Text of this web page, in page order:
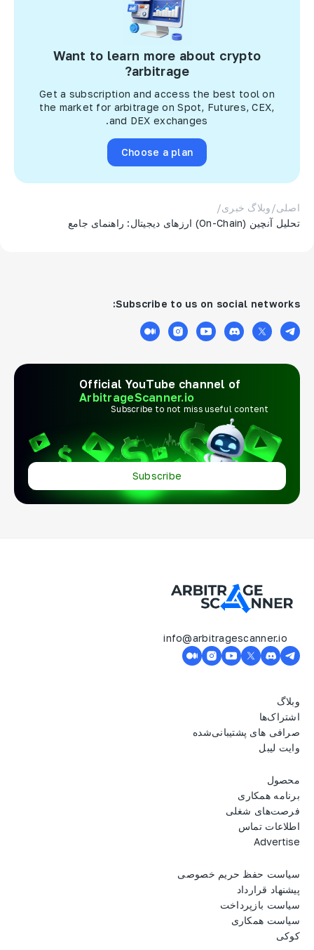
Want to learn more about crypto
arbitrage?
Get a subscription and access the best tool on
the market for arbitrage on Spot, Futures, CEX,
and DEX exchanges.
Choose a plan
اصلی/ وبلاگ خبری/
تحلیل آنچین (On-Chain) ارزهای دیجیتال: راهنمای جامع
Subscribe to us on social networks:
Official YouTube channel of
ArbitrageScanner.io
Subscribe to not miss useful content
Subscribe
info@arbitragescanner.io
وبلاگ
اشتراک‌ها
صرافی های پشتیبانی‌شده
وایت لیبل
محصول
برنامه همکاری
فرصت‌های شغلی
اطلاعات تماس
Advertise
سیاست حفظ حریم خصوصی
پیشنهاد قرارداد
سیاست بازپرداخت
سیاست همکاری
کوکی